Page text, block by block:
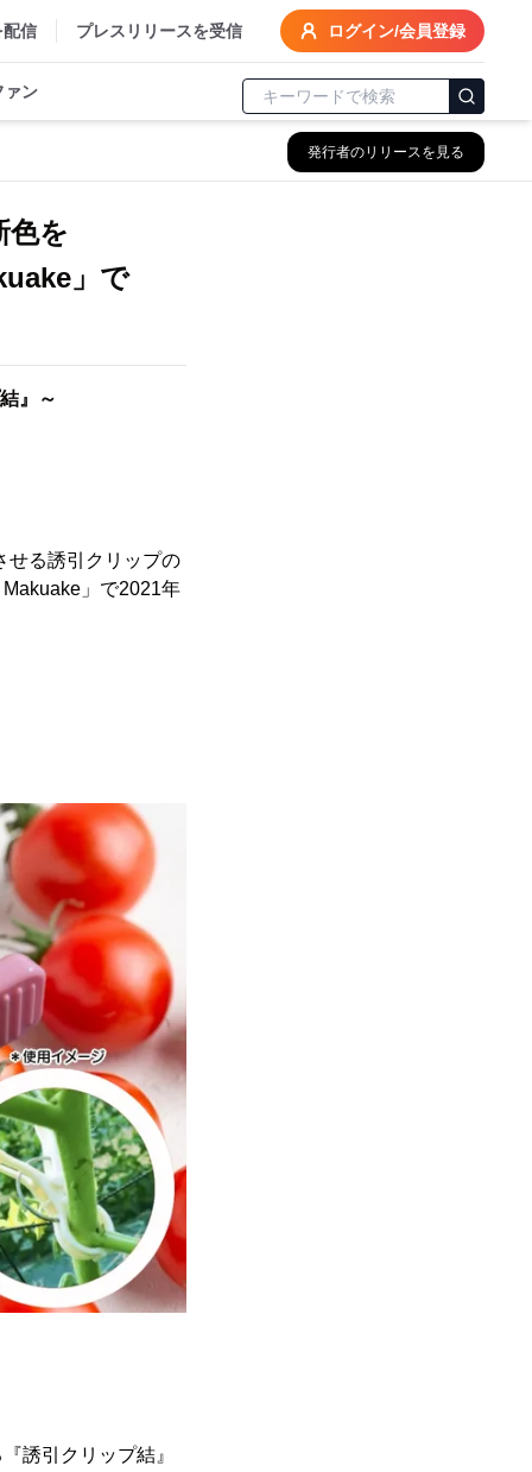
配信 プレスリリースを受信 ログイン/会員登録
ァン
発行者のリリースを見る
色を
」で
』～
せる誘引クリップの
」で2021年
誘引クリップ結』